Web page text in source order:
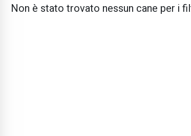
Non è stato trovato nessun cane per i